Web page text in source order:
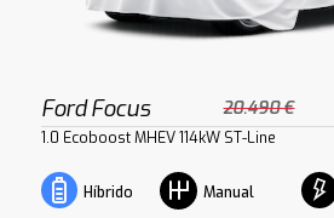
Ford Focus 20.490 €
1.0 Ecoboost MHEV 114kW ST-Line
Híbrido Manual